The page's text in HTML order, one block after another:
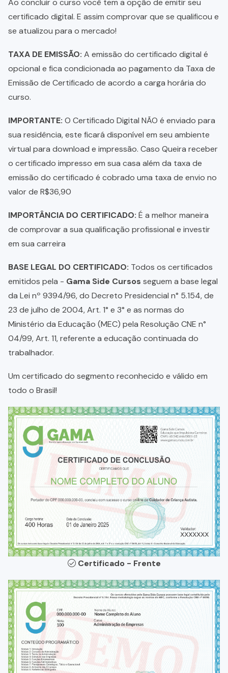
Ao concluir o curso você tem a opção de emitir seu
certificado digital. E assim comprovar que se qualificou e
se atualizou para o mercado!
TAXA DE EMISSÃO: A emissão do certificado digital é
opcional e fica condicionada ao pagamento da Taxa de
Emissão de Certificado de acordo a carga horária do
curso.
IMPORTANTE: O Certificado Digital NÃO é enviado para
sua residência, este ficará disponível em seu ambiente
virtual para download e impressão. Caso Queira receber
o certificado impresso em sua casa além da taxa de
emissão do certificado é cobrado uma taxa de envio no
valor de R$36,90
IMPORTÂNCIA DO CERTIFICADO: É a melhor maneira
de comprovar a sua qualificação profissional e investir
em sua carreira
BASE LEGAL DO CERTIFICADO: Todos os certificados
emitidos pela - Gama Side Cursos seguem a base legal
da Lei nº 9394/96, do Decreto Presidencial n° 5.154, de
23 de julho de 2004, Art. 1° e 3° e as normas do
Ministério da Educação (MEC) pela Resolução CNE n°
04/99, Art. 11, referente a educação continuada do
trabalhador.
Um certificado do segmento reconhecido e válido em
todo o Brasil!
Certificado - Frente